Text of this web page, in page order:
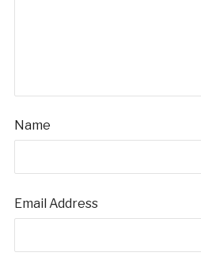
Name
Email Address